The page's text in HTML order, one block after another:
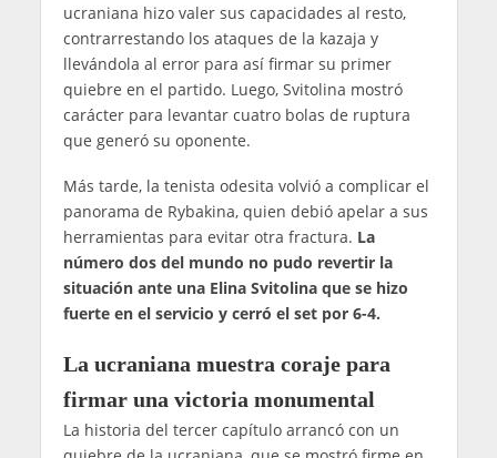
ucraniana hizo valer sus capacidades al resto,
contrarrestando los ataques de la kazaja y
llevándola al error para así firmar su primer
quiebre en el partido. Luego, Svitolina mostró
carácter para levantar cuatro bolas de ruptura
que generó su oponente.
Más tarde, la tenista odesita volvió a complicar el
panorama de Rybakina, quien debió apelar a sus
herramientas para evitar otra fractura. La
número dos del mundo no pudo revertir la
situación ante una Elina Svitolina que se hizo
fuerte en el servicio y cerró el set por 6-4.
La ucraniana muestra coraje para
firmar una victoria monumental
La historia del tercer capítulo arrancó con un